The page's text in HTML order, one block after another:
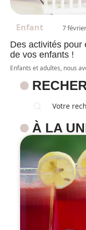
Enfant 7
Des activités pour
de vos enfants !
Enfants et adultes, nous
À LA